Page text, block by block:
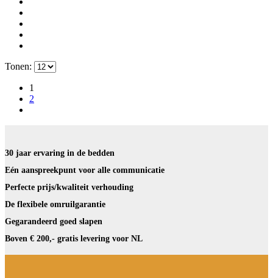
Tonen:
1
2
30 jaar ervaring in de bedden
Eén aanspreekpunt voor alle communicatie
Perfecte prijs/kwaliteit verhouding
De flexibele omruilgarantie
Gegarandeerd goed slapen
Boven € 200,- gratis levering voor NL